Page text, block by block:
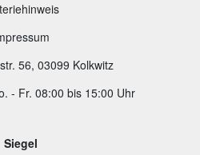
56, 03099 Kolkwitz
- Fr. 08:00 bis 15:00 Uhr
Siegel